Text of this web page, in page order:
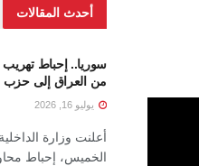
أحدث المقالات
سوريا.. إحباط
من العراق إلى حزب
يوليو 16, 2026
أعلنت وزارة
الخميس، إحباط